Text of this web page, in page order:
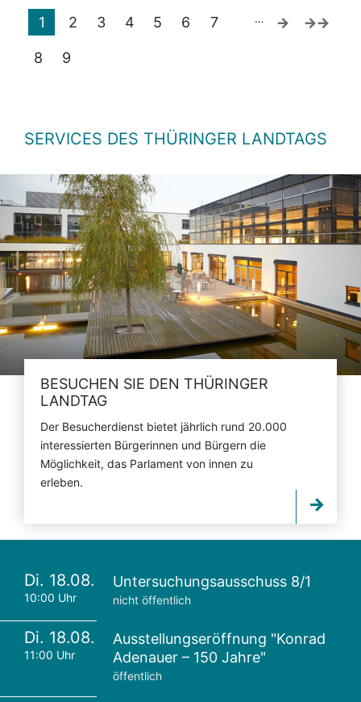
1 2 3 4 5 6 7
8 9
…
SERVICES DES THÜRINGER LANDTAGS
BESUCHEN SIE DEN THÜRINGER
LANDTAG
Der Besucherdienst bietet jährlich rund 20.000
interessierten Bürgerinnen und Bürgern die
Möglichkeit, das Parlament von innen zu
erleben.
Di. 18.08.
10:00 Uhr
Untersuchungsausschuss 8/1
nicht öffentlich
Di. 18.08.
11:00 Uhr
Ausstellungseröffnung "Konrad
Adenauer – 150 Jahre"
öffentlich